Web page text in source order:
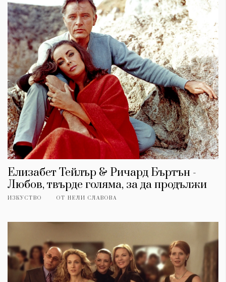
Елизабет Тейлър & Ричард Бъртън -
Любов, твърде голяма, за да продължи
ИЗКУСТВО ОТ НЕЛИ СЛАВОВА